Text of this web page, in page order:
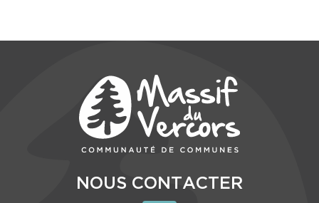
NOUS CONTACTER